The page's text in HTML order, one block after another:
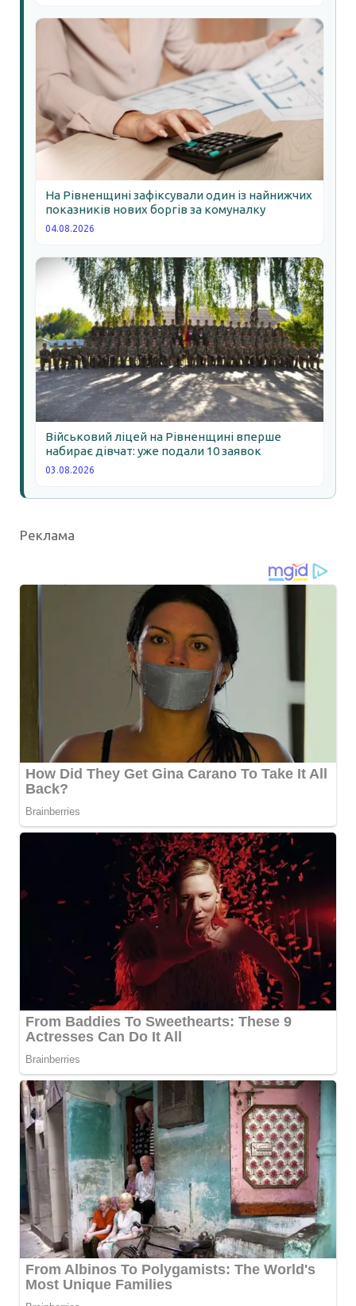
На Рівненщині зафіксували один із найнижчих
показників нових боргів за комуналку
04.08.2026
Військовий ліцей на Рівненщині вперше
набирає дівчат: уже подали 10 заявок
03.08.2026
Реклама